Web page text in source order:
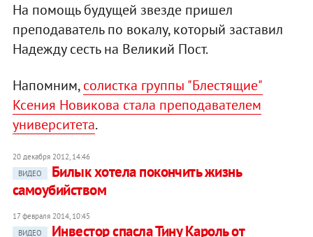
На помощь будущей звезде пришел
преподаватель по вокалу, который заставил
Надежду сесть на Великий Пост.
Напомним,солистка группы "Блестящие"
Ксения Новикова стала преподавателем
университета.
20 декабря 2012, 14:46
ВИДЕО
Билык хотела покончить жизнь
самоубийством
17 февраля 2014, 10:45
ВИДЕО
Инвестор спасла Тину Кароль от